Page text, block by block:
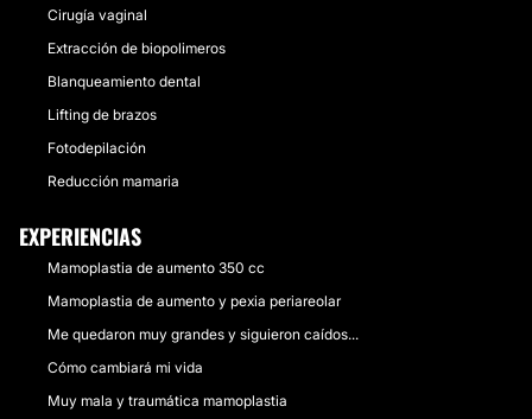
Cirugía vaginal
Extracción de biopolimeros
Blanqueamiento dental
Lifting de brazos
Fotodepilación
Reducción mamaria
EXPERIENCIAS
Mamoplastia de aumento 350 cc
Mamoplastia de aumento y pexia periareolar
Me quedaron muy grandes y siguieron caídos...
Cómo cambiará mi vida
Muy mala y traumática mamoplastia